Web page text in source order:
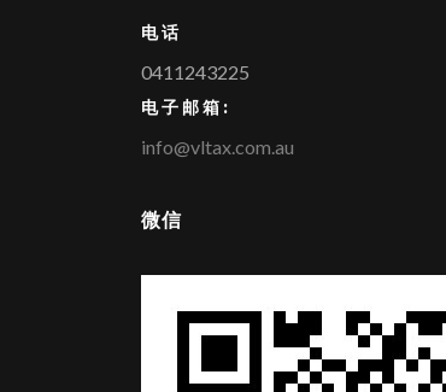
电话
0411243225
电子邮箱:
info@vltax.com.au
微信